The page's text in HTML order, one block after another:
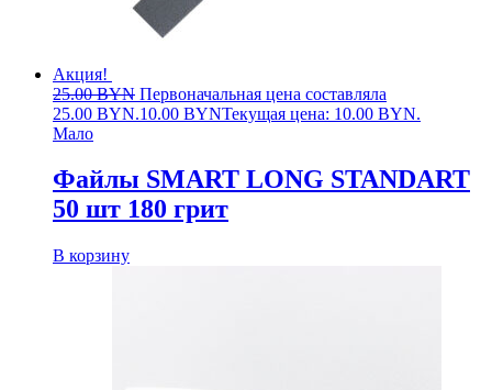
Акция!
25.00BYN Первоначальная цена составляла
25.00 BYN.10.00 BYNТекущая цена: 10.00 BYN.
Мало
Файлы SMART LONG STANDART
50 шт 180 грит
В корзину